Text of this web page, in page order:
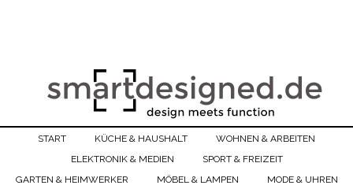
START KÜCHE & HAUSHALT
WOHNEN & ARBEITEN
ELEKTRONIK & MEDIEN
SPORT & FREIZEIT
GARTEN & HEIMWERKER
MÖBEL & LAMPEN
MODE & UHREN